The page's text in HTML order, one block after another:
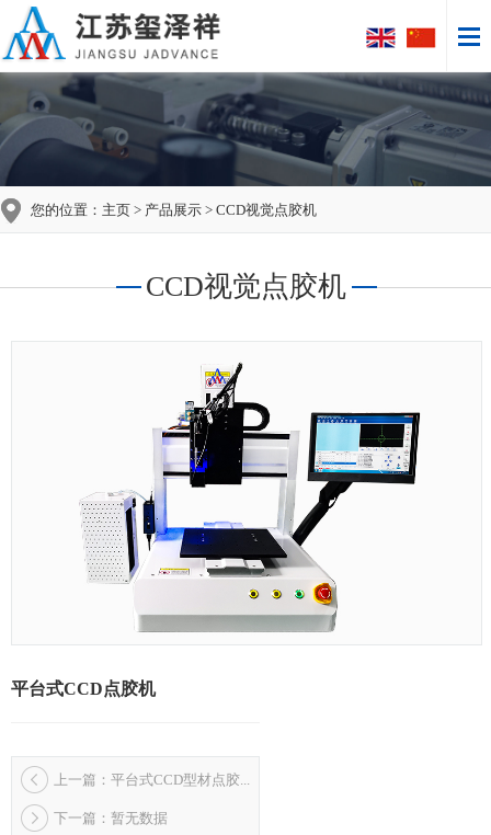
您的位置： 主页 > 产品展示 > CCD视觉点胶机
CCD视觉点胶机
平台式CCD点胶机
上一篇：平台式CCD型材点胶...
下一篇：暂无数据